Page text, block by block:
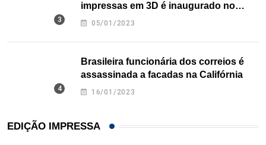
impressas em 3D é inaugurado no
Texas
05/01/2023
Brasileira funcionária dos correios é
assassinada a facadas na Califórnia
16/01/2023
EDIÇÃO IMPRESSA